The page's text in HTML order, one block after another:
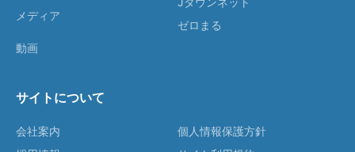
メディア
動画
ゼロまる
サイトについて
会社案内
個人情報保護方針